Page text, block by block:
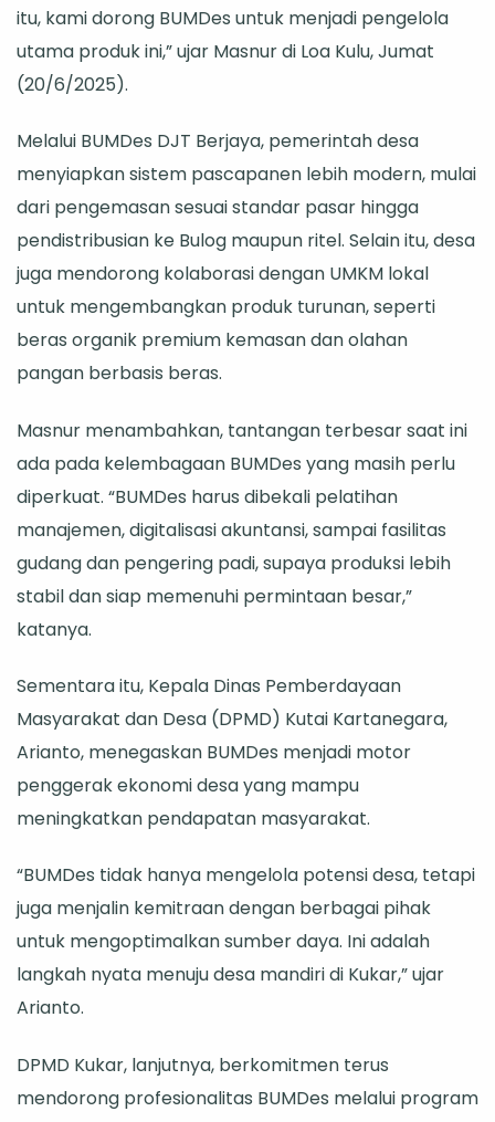
itu, kami dorong BUMDes untuk menjadi pengelola
utama produk ini,” ujar Masnur di Loa Kulu, Jumat
(20/6/2025).
Melalui BUMDes DJT Berjaya, pemerintah desa
menyiapkan sistem pascapanen lebih modern, mulai
dari pengemasan sesuai standar pasar hingga
pendistribusian ke Bulog maupun ritel. Selain itu, desa
juga mendorong kolaborasi dengan UMKM lokal
untuk mengembangkan produk turunan, seperti
beras organik premium kemasan dan olahan
pangan berbasis beras.
Masnur menambahkan, tantangan terbesar saat ini
ada pada kelembagaan BUMDes yang masih perlu
diperkuat. “BUMDes harus dibekali pelatihan
manajemen, digitalisasi akuntansi, sampai fasilitas
gudang dan pengering padi, supaya produksi lebih
stabil dan siap memenuhi permintaan besar,”
katanya.
Sementara itu, Kepala Dinas Pemberdayaan
Masyarakat dan Desa (DPMD) Kutai Kartanegara,
Arianto, menegaskan BUMDes menjadi motor
penggerak ekonomi desa yang mampu
meningkatkan pendapatan masyarakat.
“BUMDes tidak hanya mengelola potensi desa, tetapi
juga menjalin kemitraan dengan berbagai pihak
untuk mengoptimalkan sumber daya. Ini adalah
langkah nyata menuju desa mandiri di Kukar,” ujar
Arianto.
DPMD Kukar, lanjutnya, berkomitmen terus
mendorong profesionalitas BUMDes melalui program